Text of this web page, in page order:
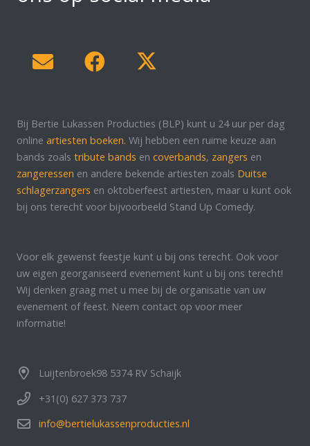
Bij Bertie Lukassen Producties (BLP) kunt u 24 uur per dag
online artiesten boeken. Wij hebben een ruime keuze aan
bands zoals tribute bands en coverbands, zangers en
zangeressen en andere bekende artiesten zoals Duitse
schlagerzangers en oktoberfeest artiesten, maar u kunt ook
bij ons terecht voor bijvoorbeeld Stand Up Comedy.
Voor elk gewenst feestje kunt u bij ons terecht. Ook voor
uw eigen georganiseerd evenement kunt u bij ons terecht!
Wij denken graag met u mee bij de organisatie van uw
evenement of feest. Neem contact op voor meer
informatie!
Luijtenbroek98 5374 RV Schaijk
+31(0) 627 373 737
info@bertielukassenproducties.nl